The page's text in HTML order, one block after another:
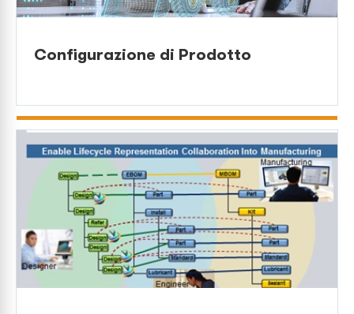
Configurazione di Prodotto